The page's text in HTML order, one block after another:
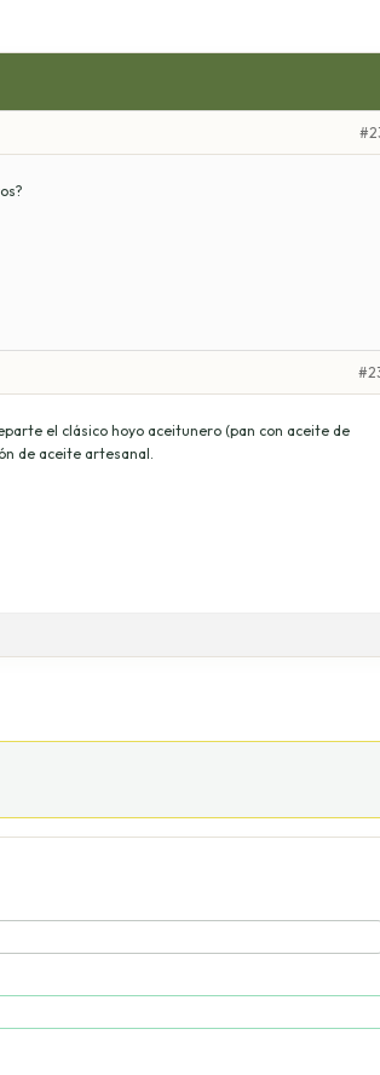
el clásico hoyo aceitunero (pan con aceite de
de aceite artesanal.